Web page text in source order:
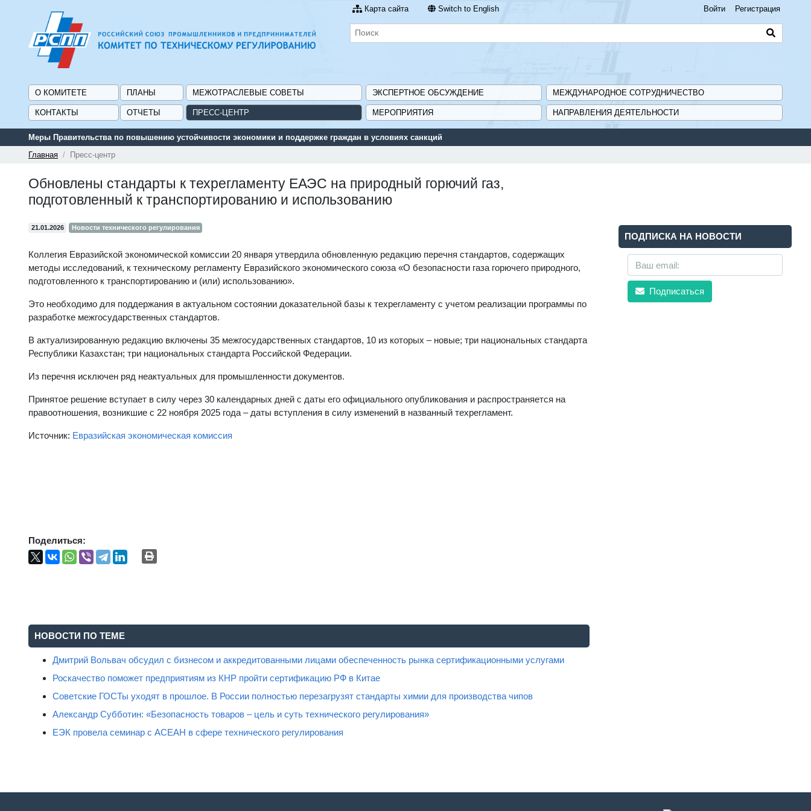
Карта сайта Switch to English Войти Регистрация
О КОМИТЕТЕ ПЛАНЫ МЕЖОТРАСЛЕВЫЕ СОВЕТЫ ЭКСПЕРТНОЕ ОБСУЖДЕНИЕ МЕЖДУНАРОДНОЕ СОТРУДНИЧЕСТВО
КОНТАКТЫ ОТЧЕТЫ ПРЕСС-ЦЕНТР МЕРОПРИЯТИЯ НАПРАВЛЕНИЯ ДЕЯТЕЛЬНОСТИ
Меры Правительства по повышению устойчивости экономики и поддержке граждан в условиях санкций
Главная
Пресс-центр
Обновлены стандарты к техрегламенту ЕАЭС на природный горючий газ,
подготовленный к транспортированию и использованию
21.01.2026 Новости технического регулирования
Коллегия Евразийской экономической комиссии 20 января утвердила обновленную редакцию перечня стандартов, содержащих
методы исследований, к техническому регламенту Евразийского экономического союза «О безопасности газа горючего природного,
подготовленного к транспортированию и (или) использованию».
Это необходимо для поддержания в актуальном состоянии доказательной базы к техрегламенту с учетом реализации программы по
разработке межгосударственных стандартов.
В актуализированную редакцию включены 35 межгосударственных стандартов, 10 из которых – новые; три национальных стандарта
Республики Казахстан; три национальных стандарта Российской Федерации.
Из перечня исключен ряд неактуальных для промышленности документов.
Принятое решение вступает в силу через 30 календарных дней с даты его официального опубликования и распространяется на
правоотношения, возникшие с 22 ноября 2025 года – даты вступления в силу изменений в названный техрегламент.
Источник: Евразийская экономическая комиссия
Поделиться:
НОВОСТИ ПО ТЕМЕ
Дмитрий Вольвач обсудил с бизнесом и аккредитованными лицами обеспеченность рынка сертификационными услугами
Роскачество поможет предприятиям из КНР пройти сертификацию РФ в Китае
Советские ГОСТы уходят в прошлое. В России полностью перезагрузят стандарты химии для производства чипов
Александр Субботин: «Безопасность товаров – цель и суть технического регулирования»
ЕЭК провела семинар с АСЕАН в сфере технического регулирования
ПОДПИСКА НА НОВОСТИ
Подписаться